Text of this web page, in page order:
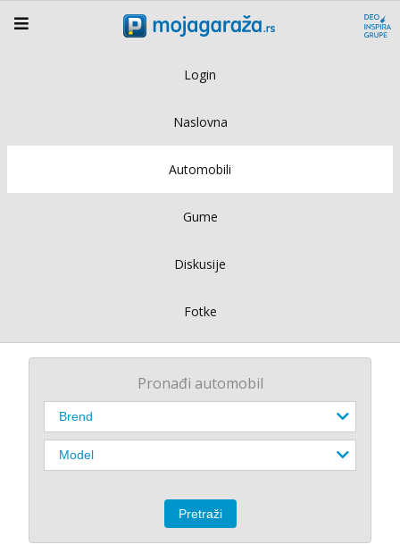
Login
Naslovna
Automobili
Gume
Diskusije
Fotke
Pronađi automobil